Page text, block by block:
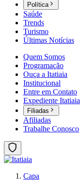
Política
Saúde
Trends
Turismo
Últimas Notícias
Quem Somos
Programação
Ouça a Itatiaia
Institucional
Entre em Contato
Expediente Itatiaia
Filiadas
Afiliadas
Trabalhe Conosco
Capa